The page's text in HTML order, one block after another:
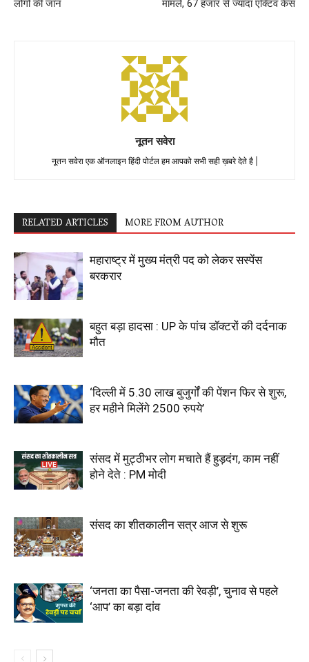
लोगों की जान मामले, 67 हजार से ज्यादा एक्टिव केस
नूतन सवेरा
नूतन सवेरा एक ऑनलाइन हिंदी पोर्टल हम आपको सभी सही ख़बरे देते है |
RELATED ARTICLES MORE FROM AUTHOR
महाराष्ट्र में मुख्य मंत्री पद को लेकर सस्पेंस
बरकरार
बहुत बड़ा हादसा : UP के पांच डॉक्टरों की दर्दनाक
मौत
‘दिल्ली में 5.30 लाख बुजुर्गों की पेंशन फिर से शुरू,
हर महीने मिलेंगे 2500 रुपये’
संसद में मुट्ठीभर लोग मचाते हैं हुड़दंग, काम नहीं
होने देते : PM मोदी
संसद का शीतकालीन सत्र आज से शुरू
‘जनता का पैसा-जनता की रेवड़ी’, चुनाव से पहले
‘आप’ का बड़ा दांव